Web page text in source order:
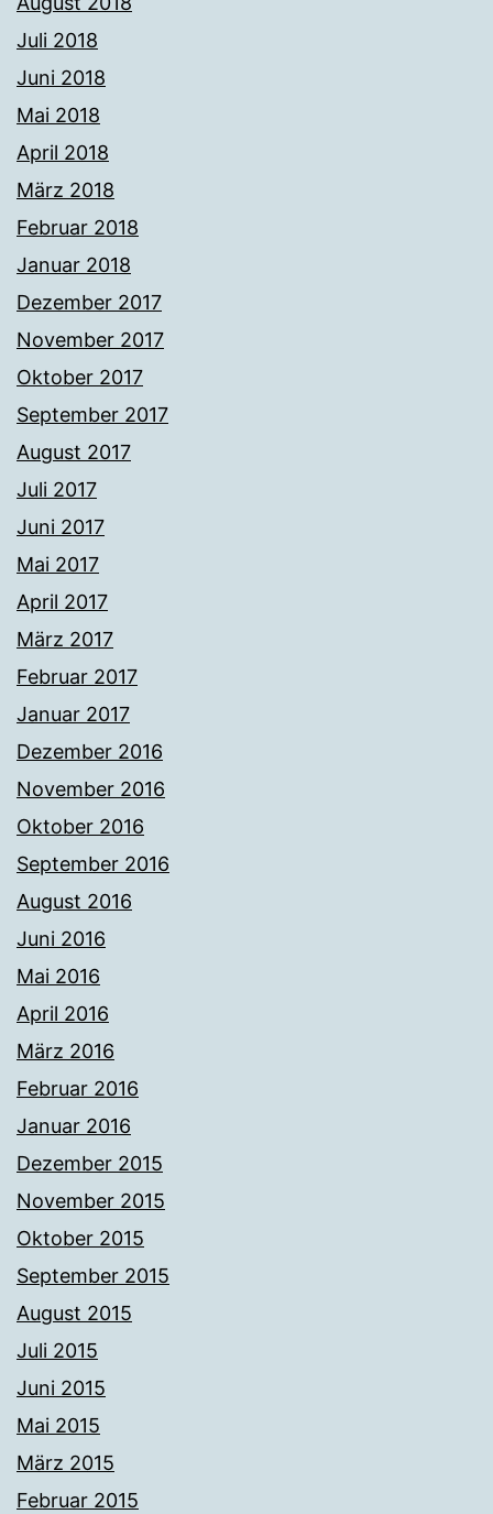
Juli 2018
Juni 2018
Mai 2018
April 2018
März 2018
Februar 2018
Januar 2018
Dezember 2017
November 2017
Oktober 2017
September 2017
August 2017
Juli 2017
Juni 2017
Mai 2017
April 2017
März 2017
Februar 2017
Januar 2017
Dezember 2016
November 2016
Oktober 2016
September 2016
August 2016
Juni 2016
Mai 2016
April 2016
März 2016
Februar 2016
Januar 2016
Dezember 2015
November 2015
Oktober 2015
September 2015
August 2015
Juli 2015
Juni 2015
Mai 2015
März 2015
Februar 2015